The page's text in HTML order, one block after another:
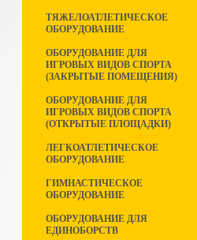
ТЯЖЕЛОАТЛЕТИЧЕСКОЕ
ОБОРУДОВАНИЕ
ОБОРУДОВАНИЕ ДЛЯ
ИГРОВЫХ ВИДОВ СПОРТА
(ЗАКРЫТЫЕ ПОМЕЩЕНИЯ)
ОБОРУДОВАНИЕ ДЛЯ
ИГРОВЫХ ВИДОВ СПОРТА
(ОТКРЫТЫЕ ПЛОЩАДКИ)
ЛЕГКОАТЛЕТИЧЕСКОЕ
ОБОРУДОВАНИЕ
ГИМНАСТИЧЕСКОЕ
ОБОРУДОВАНИЕ
ОБОРУДОВАНИЕ ДЛЯ
ЕДИНОБОРСТВ